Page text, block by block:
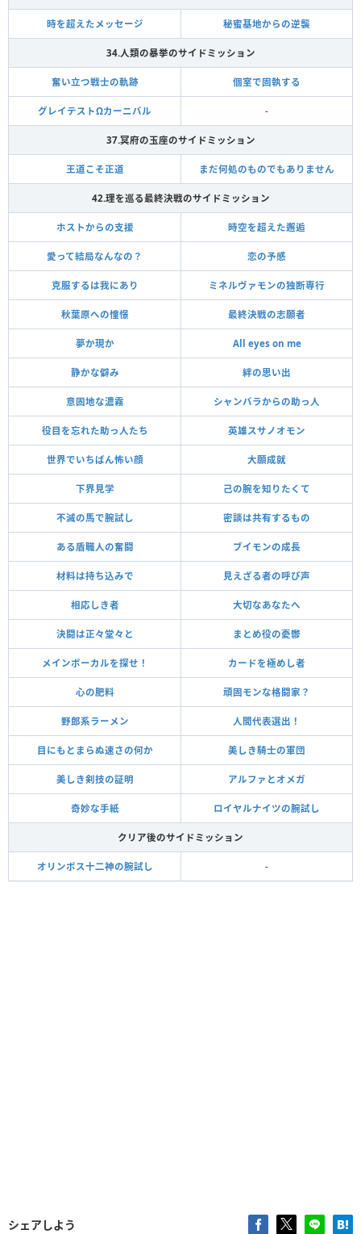
時を超えたメッセージ 秘蜜基地からの逆襲
34.人類の暴挙のサイドミッション
奮い立つ戦士の軌跡 個室で固執する
グレイテストΩカーニバル -
37.冥府の玉座のサイドミッション
王道こそ正道 まだ何処のものでもありません
42.理を巡る最終決戦のサイドミッション
ホストからの支援 時空を超えた邂逅
愛って結局なんなの？ 恋の予感
克服するは我にあり ミネルヴァモンの独断専行
秋葉原への憧憬 最終決戦の志願者
夢か現か All eyes on me
静かな僻み 絆の思い出
意固地な濃霧 シャンバラからの助っ人
役目を忘れた助っ人たち 英雄スサノオモン
世界でいちばん怖い顔 大願成就
下界見学 己の腕を知りたくて
不滅の馬で腕試し 密談は共有するもの
ある盾職人の奮闘 ブイモンの成長
材料は持ち込みで 見えざる者の呼び声
相応しき者 大切なあなたへ
決闘は正々堂々と まとめ役の憂鬱
メインボーカルを探せ！ カードを極めし者
心の肥料 頑固モンな格闘家？
野郎系ラーメン 人間代表選出！
目にもとまらぬ速さの何か 美しき騎士の軍団
美しき剣技の証明 アルファとオメガ
奇妙な手紙 ロイヤルナイツの腕試し
クリア後のサイドミッション
オリンポス十二神の腕試し -
シェアしよう